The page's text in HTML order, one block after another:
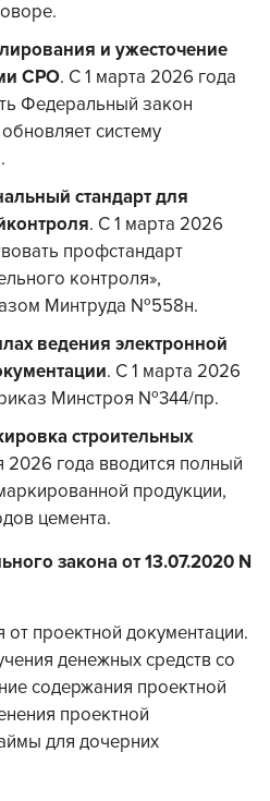
и ужесточение
СРО. С 1 марта 2026 года
Федеральный закон
систему
стандарт для
. С 1 марта 2026
профстандарт
контроля»,
Минтруда №558н.
ведения электронной
. С 1 марта 2026
Минстроя №344/пр.
строительных
2026 года вводится полный
продукции,
цемента.
закона от 13.07.2020 N
проектной документации.
денежных средств со
содержания проектной
проектной
для дочерних